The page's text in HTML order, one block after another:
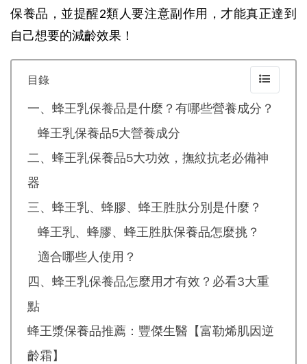
保養品，並提醒2類人要注意副作用，才能真正達到
自己想要的減齡效果！
目錄
一、蜂王乳保養品是什麼？有哪些營養成分？
蜂王乳保養品5大營養成分
二、蜂王乳保養品5大功效，撫紋抗老必備神
器
三、蜂王乳、蜂膠、蜂王胜肽分別是什麼？
蜂王乳、蜂膠、蜂王胜肽保養品怎麼挑？
適合哪些人使用？
四、蜂王乳保養品怎麼用才有效？必看3大重
點
蜂王漿保養品推薦：豐傑生醫【富勒烯肌因逆
齡霜】